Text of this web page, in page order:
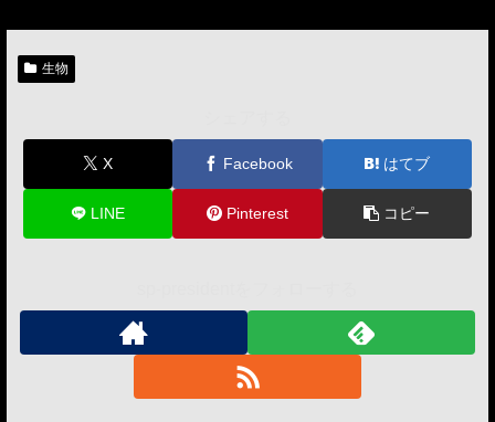
生物
X Facebook はてブ
LINE Pinterest コピー